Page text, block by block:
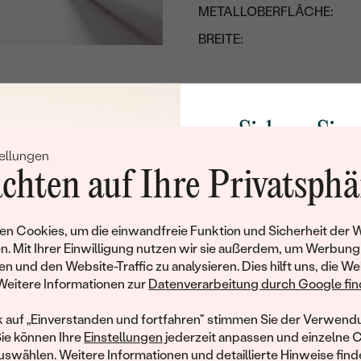
auf Ihre
Cookies, um die einwandfreie Funktion und Sicherheit der
Mit Ihrer Einwilligung nutzen wir sie außerdem, um Werbung
und den Website-Traffic zu analysieren. Dies hilft uns, die
Informationen zur Datenverarbeitung durch Google
auf „Einverstanden und fortfahren" stimmen Sie der
können Ihre Einstellungen jederzeit anpassen und einzelne
Weitere Informationen und detaillierte Hinweise
METALLOBERFLÄCHE:
BREITE:
UNGEFÄHRES GEWICHT:
TYP:
ANZAHL:
KARATGEWICHT:
ABMESSUNGEN:
REINHEIT:
FARBE:
dieses Schmuckstück bereits seinen Besitzer
werden möchten, hinterlassen Sie uns bitte Ihre E-
Sichern Sie
Rabatt auf
Werden Sie Teil
und entdecken Sie die
gefertigten Schmucks
Ihren ersten